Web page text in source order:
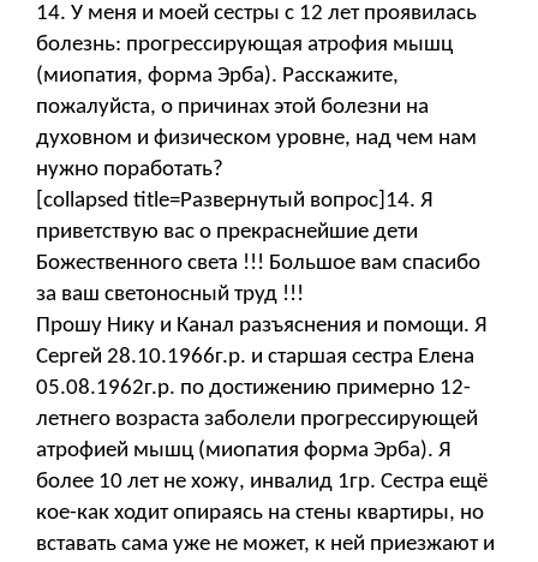
14. У меня и моей сестры с 12 лет проявилась
болезнь: прогрессирующая атрофия мышц
(миопатия, форма Эрба). Расскажите,
пожалуйста, о причинах этой болезни на
духовном и физическом уровне, над чем нам
нужно поработать?
[collapsed title=Развернутый вопрос]14. Я
приветствую вас о прекраснейшие дети
Божественного света !!! Большое вам спасибо
за ваш светоносный труд !!!
Прошу Нику и Канал разъяснения и помощи. Я
Сергей 28.10.1966г.р. и старшая сестра Елена
05.08.1962г.р. по достижению примерно 12-
летнего возраста заболели прогрессирующей
атрофией мышц (миопатия форма Эрба). Я
более 10 лет не хожу, инвалид 1гр. Сестра ещё
кое-как ходит опираясь на стены квартиры, но
вставать сама уже не может, к ней приезжают и